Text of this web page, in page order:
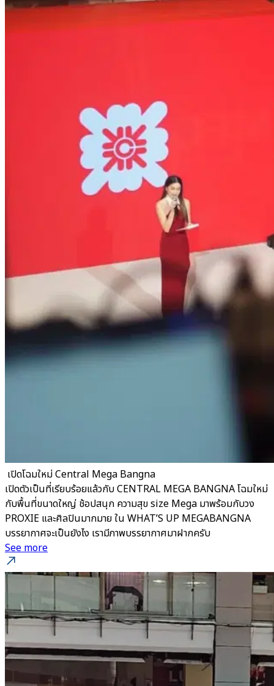
​ เปิดโฉมใหม่ Central Mega Bangna
เปิดตัวเป็นที่เรียบร้อยแล้วกับ CENTRAL MEGA BANGNA โฉมใหม่
กับพื้นที่ขนาดใหญ่ ช้อปสนุก ความสุข size Mega มาพร้อมกับวง
PROXIE และศิลปินมากมาย ใน WHAT’S UP MEGABANGNA
บรรยากาศจะเป็นยังไง เรามีภาพบรรยากาศมาฝากครับ
See more